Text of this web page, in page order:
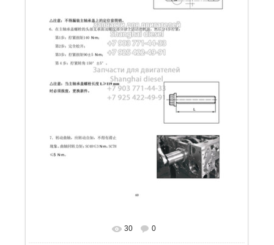
В реальном размере 1131x1600
30 0